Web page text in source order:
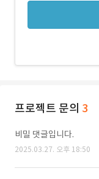
프로젝트 문의 3
비밀 댓글입니다.
2025.03.27. 오후 18:50